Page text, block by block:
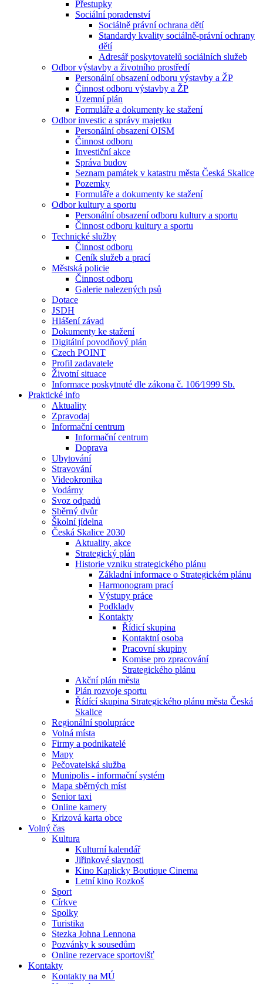
Přestupky
Sociální poradenství
Sociálně právní ochrana dětí
Standardy kvality sociálně-právní ochrany
dětí
Adresář poskytovatelů sociálních služeb
Odbor výstavby a životního prostředí
Personální obsazení odboru výstavby a ŽP
Činnost odboru výstavby a ŽP
Územní plán
Formuláře a dokumenty ke stažení
Odbor investic a správy majetku
Personální obsazení OISM
Činnost odboru
Investiční akce
Správa budov
Seznam památek v katastru města Česká Skalice
Pozemky
Formuláře a dokumenty ke stažení
Odbor kultury a sportu
Personální obsazení odboru kultury a sportu
Činnost odboru kultury a sportu
Technické služby
Činnost odboru
Ceník služeb a prací
Městská policie
Činnost odboru
Galerie nalezených psů
Dotace
JSDH
Hlášení závad
Dokumenty ke stažení
Digitální povodňový plán
Czech POINT
Profil zadavatele
Životní situace
Informace poskytnuté dle zákona č. 106⁄1999 Sb.
Praktické info
Aktuality
Zpravodaj
Informační centrum
Informační centrum
Doprava
Ubytování
Stravování
Videokronika
Vodárny
Svoz odpadů
Sběrný dvůr
Školní jídelna
Česká Skalice 2030
Aktuality, akce
Strategický plán
Historie vzniku strategického plánu
Základní informace o Strategickém plánu
Harmonogram prací
Výstupy práce
Podklady
Kontakty
Řídicí skupina
Kontaktní osoba
Pracovní skupiny
Komise pro zpracování
Strategického plánu
Akční plán města
Plán rozvoje sportu
Řídící skupina Strategického plánu města Česká
Skalice
Regionální spolupráce
Volná místa
Firmy a podnikatelé
Mapy
Pečovatelská služba
Munipolis - informační systém
Mapa sběrných míst
Senior taxi
Online kamery
Krizová karta obce
Volný čas
Kultura
Kulturní kalendář
Jiřinkové slavnosti
Kino Kaplicky Boutique Cinema
Letní kino Rozkoš
Sport
Církve
Spolky
Turistika
Stezka Johna Lennona
Pozvánky k sousedům
Online rezervace sportovišť
Kontakty
Kontakty na MÚ